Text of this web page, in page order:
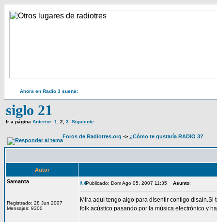
Ahora en Radio 3 suena:
siglo 21
Ir a página Anterior 1 2 3 Siguiente
Foros de Radiotres.org -> ¿Cómo te gustaría RADIO 3?
Autor
Samanta
Registrado: 28 Jun 2007
Mensajes: 9300
Publicado: Dom Ago 05, 2007 11:35 Asunto:
Mira aquí tengo algo para disentir contigo
folk acústico pasando por la música electrónico y